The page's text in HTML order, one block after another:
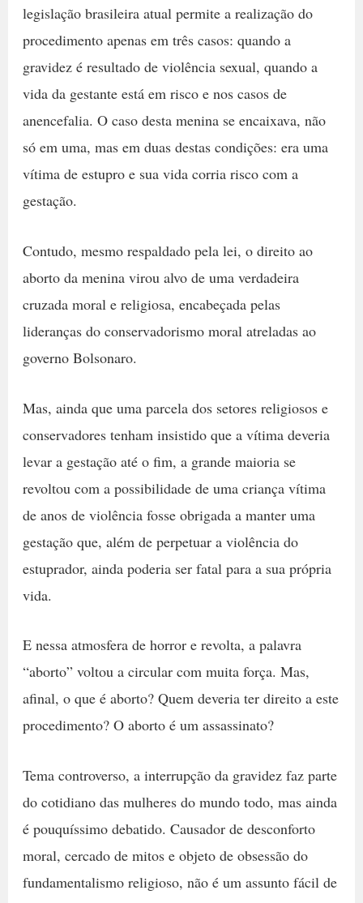
legislação brasileira atual permite a realização do
procedimento apenas em três casos: quando a
gravidez é resultado de violência sexual, quando a
vida da gestante está em risco e nos casos de
anencefalia. O caso desta menina se encaixava, não
só em uma, mas em duas destas condições: era uma
vítima de estupro e sua vida corria risco com a
gestação.
Contudo, mesmo respaldado pela lei, o direito ao
aborto da menina virou alvo de uma verdadeira
cruzada moral e religiosa, encabeçada pelas
lideranças do conservadorismo moral atreladas ao
governo Bolsonaro.
Mas, ainda que uma parcela dos setores religiosos e
conservadores tenham insistido que a vítima deveria
levar a gestação até o fim, a grande maioria se
revoltou com a possibilidade de uma criança vítima
de anos de violência fosse obrigada a manter uma
gestação que, além de perpetuar a violência do
estuprador, ainda poderia ser fatal para a sua própria
vida.
E nessa atmosfera de horror e revolta, a palavra
“aborto” voltou a circular com muita força. Mas,
afinal, o que é aborto? Quem deveria ter direito a este
procedimento? O aborto é um assassinato?
Tema controverso, a interrupção da gravidez faz parte
do cotidiano das mulheres do mundo todo, mas ainda
é pouquíssimo debatido. Causador de desconforto
moral, cercado de mitos e objeto de obsessão do
fundamentalismo religioso, não é um assunto fácil de